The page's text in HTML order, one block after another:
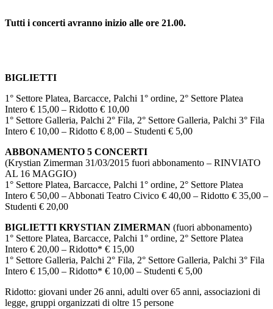
Tutti i concerti avranno inizio alle ore 21.00.
BIGLIETTI
1° Settore Platea, Barcacce, Palchi 1° ordine, 2° Settore Platea
Intero € 15,00 – Ridotto € 10,00
1° Settore Galleria, Palchi 2° Fila, 2° Settore Galleria, Palchi 3° Fila
Intero € 10,00 – Ridotto € 8,00 – Studenti € 5,00
ABBONAMENTO 5 CONCERTI
(Krystian Zimerman 31/03/2015 fuori abbonamento – RINVIATO
AL 16 MAGGIO)
1° Settore Platea, Barcacce, Palchi 1° ordine, 2° Settore Platea
Intero € 50,00 – Abbonati Teatro Civico € 40,00 – Ridotto € 35,00 –
Studenti € 20,00
BIGLIETTI KRYSTIAN ZIMERMAN (fuori abbonamento)
1° Settore Platea, Barcacce, Palchi 1° ordine, 2° Settore Platea
Intero € 20,00 – Ridotto* € 15,00
1° Settore Galleria, Palchi 2° Fila, 2° Settore Galleria, Palchi 3° Fila
Intero € 15,00 – Ridotto* € 10,00 – Studenti € 5,00
Ridotto: giovani under 26 anni, adulti over 65 anni, associazioni di
legge, gruppi organizzati di oltre 15 persone